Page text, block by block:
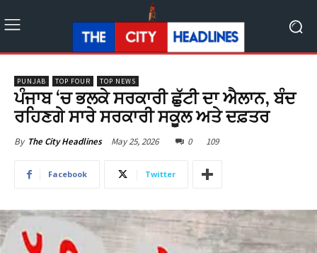
PUNJAB TOP FOUR TOP NEWS
ਪੰਜਾਬ ‘ਚ ਭਲਕੇ ਸਰਕਾਰੀ ਛੁੱਟੀ ਦਾ ਐਲਾਨ, ਬੰਦ
ਰਹਿਣਗੇ ਸਾਰੇ ਸਰਕਾਰੀ ਸਕੂਲ ਅਤੇ ਦਫ਼ਤਰ
By The City Headlines May 25, 2026 0 109
Facebook Twitter